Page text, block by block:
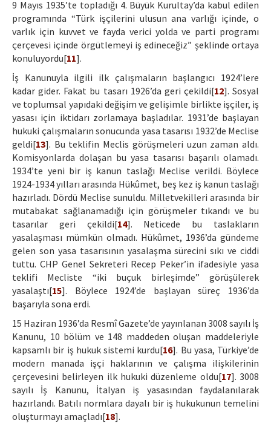
9 Mayıs 1935’te topladığı 4. Büyük Kurultay’da kabul edilen
programında “Türk işçilerini ulusun ana varlığı içinde, o
varlık için kuvvet ve fayda verici yolda ve parti programı
çerçevesi içinde örgütlemeyi iş edineceğiz” şeklinde ortaya
konuluyordu[11].
İş Kanunuyla ilgili ilk çalışmaların başlangıcı 1924’lere
kadar gider. Fakat bu tasarı 1926’da geri çekildi[12]. Sosyal
ve toplumsal yapıdaki değişim ve gelişimle birlikte işçiler, iş
yasası için iktidarı zorlamaya başladılar. 1931’de başlayan
hukuki çalışmaların sonucunda yasa tasarısı 1932’de Meclise
geldi[13]. Bu teklifin Meclis görüşmeleri uzun zaman aldı.
Komisyonlarda dolaşan bu yasa tasarısı başarılı olamadı.
1934’te yeni bir iş kanun taslağı Meclise verildi. Böylece
1924-1934 yılları arasında Hükûmet, beş kez iş kanun taslağı
hazırladı. Dördü Meclise sunuldu. Milletvekilleri arasında bir
mutabakat sağlanamadığı için görüşmeler tıkandı ve bu
tasarılar geri çekildi[14]. Neticede bu taslakların
yasalaşması mümkün olmadı. Hükûmet, 1936’da gündeme
gelen son yasa tasarısının yasalaşma sürecini sıkı ve ciddi
tuttu. CHP Genel Sekreteri Recep Peker’in ifadesiyle yasa
teklifi Mecliste “iki buçuk birleşimde” görüşülerek
yasalaştı[15]. Böylece 1924’de başlayan süreç 1936’da
başarıyla sona erdi.
15 Haziran 1936’da Resmî Gazete’de yayınlanan 3008 sayılı İş
Kanunu, 10 bölüm ve 148 maddeden oluşan maddeleriyle
kapsamlı bir iş hukuk sistemi kurdu[16]. Bu yasa, Türkiye’de
modern manada işçi haklarının ve çalışma ilişkilerinin
çerçevesini belirleyen ilk hukuki düzenleme oldu[17]. 3008
sayılı İş Kanunu, İtalyan iş yasasından faydalanılarak
hazırlandı. Batılı normlara dayalı bir iş hukukunun temelini
oluşturmayı amaçladı[18].